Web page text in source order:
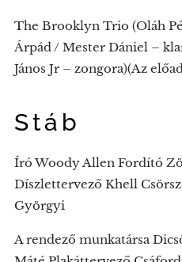
The Brooklyn Trio (Oláh
Árpád / Mester Dániel –
János Jr – zongora)(Az
Stáb
Író Woody Allen Fordító
Díszlettervező Khell
Györgyi
A rendező munkatársa